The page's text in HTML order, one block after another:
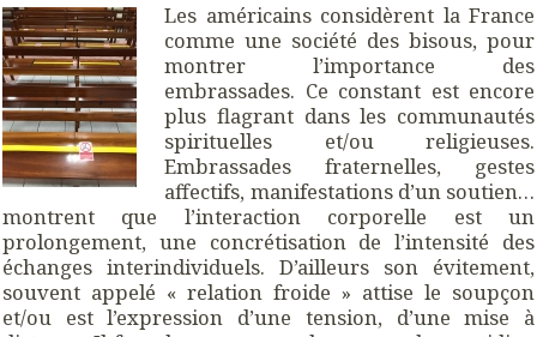
Les américains considèrent la France
comme une société des bisous, pour
montrer l’importance des
embrassades. Ce constant est encore
plus flagrant dans les communautés
spirituelles et/ou religieuses.
Embrassades fraternelles, gestes
affectifs, manifestations d’un soutien…
montrent que l’interaction corporelle est un
prolongement, une concrétisation de l’intensité des
échanges interindividuels. D’ailleurs son évitement,
souvent appelé « relation froide » attise le soupçon
et/ou est l’expression d’une tension, d’une mise à